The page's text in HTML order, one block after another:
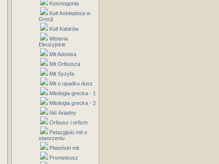
Kosmogonia
Kult Asklepiosa w
Grecji
Kult Kabirów
Misteria
Eleuzyjskie
Mit Adonisa
Mit Orfeusza
Mit Syzyfa
Mit o upadku dusz
Mitologia grecka - 1
Mitologia grecka - 2
Nić Ariadny
Orfeusz i orfizm
Pelazgijski mit o
stworzeniu
Platoński mit
Prometeusz